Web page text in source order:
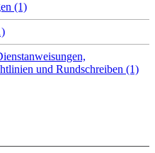
(1)
und Rundschreiben (1)